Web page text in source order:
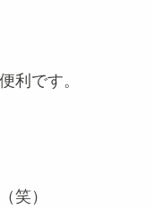
利です。
笑）